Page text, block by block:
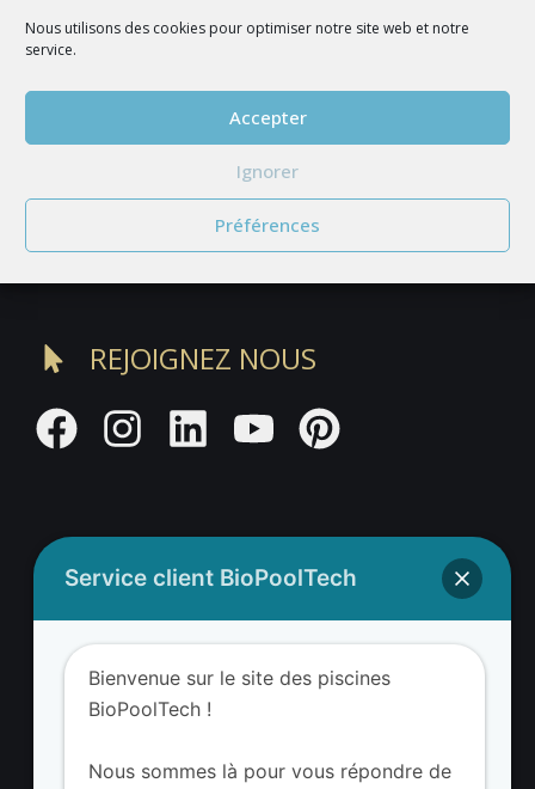
Nous utilisons des cookies pour optimiser notre site web et notre
service.
Accepter
Ignorer
Préférences
Publié le 3 août 2020
Prix BIOPOOLTECH spécial salon Vivre Côté Sud
REJOIGNEZ NOUS
Adresse BioValue BioPoolTech
BioValue BioPoolTech
Service client BioPoolTech
Bienvenue sur le site des piscines
BioPoolTech !
Nous sommes là pour vous répondre de